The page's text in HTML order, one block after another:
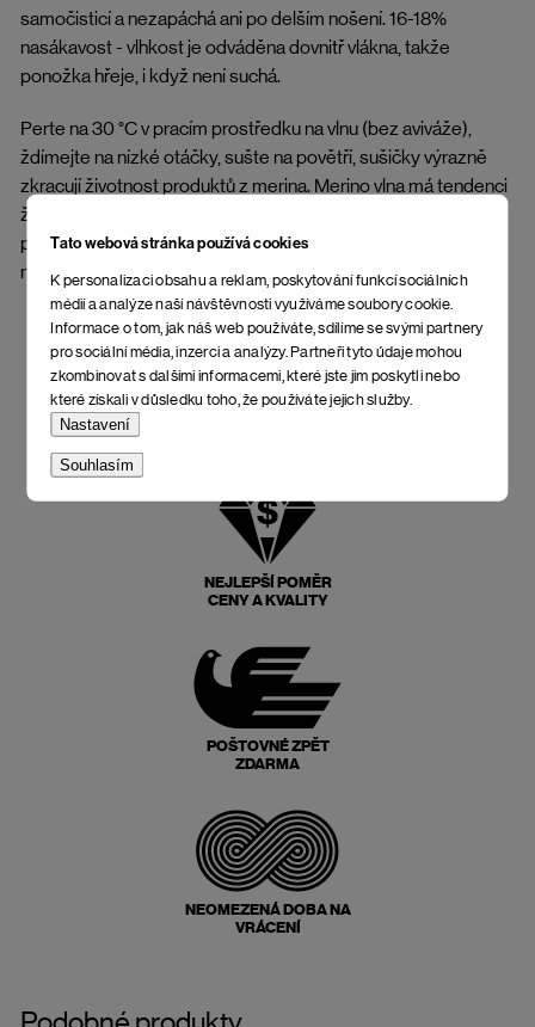
Tato webová stránka používá cookies
K personalizaci obsahu a reklam, poskytování funkcí sociálních
médií a analýze naší návštěvnosti využíváme soubory cookie.
Informace o tom, jak náš web používáte, sdílíme se svými partnery
pro sociální média, inzerci a analýzy. Partneři tyto údaje mohou
zkombinovat s dalšími informacemi, které jste jim poskytli nebo
které získali v důsledku toho, že používáte jejich služby.
Nastavení
Souhlasím
samočisticí a nezapáchá ani po delším nošení. 16-18%
nasákavost - vlhkost je odváděna dovnitř vlákna, takže
ponožka hřeje, i když není suchá.
Perte na 30 °C v pracím prostředku na vlnu (bez aviváže),
ždímejte na nízké otáčky, sušte na povětří, sušičky výrazně
zkracují životnost produktů z merina. Merino vlna má tendenci
žmolkovat. Nebuďte z toho smutní, na funkci to nemá
pražádný vliv. Připravte se na to, že jiné ponožky už nikdy
nebudete chtít.
NEJLEPŠÍ POMĚR
CENY A KVALITY
POŠTOVNÉ ZPĚT
ZDARMA
NEOMEZENÁ DOBA NA
VRÁCENÍ